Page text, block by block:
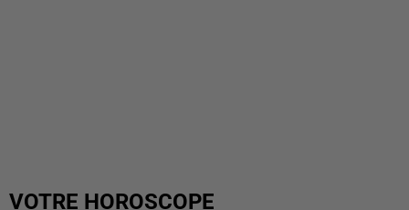
VOTRE HOROSCOPE